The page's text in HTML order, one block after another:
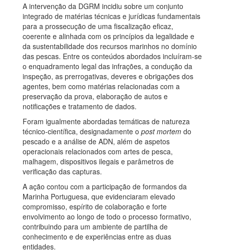
A intervenção da DGRM incidiu sobre um conjunto
integrado de matérias técnicas e jurídicas fundamentais
para a prossecução de uma fiscalização eficaz,
coerente e alinhada com os princípios da legalidade e
da sustentabilidade dos recursos marinhos no domínio
das pescas. Entre os conteúdos abordados incluíram-se
o enquadramento legal das infrações, a condução da
inspeção, as prerrogativas, deveres e obrigações dos
agentes, bem como matérias relacionadas com a
preservação da prova, elaboração de autos e
notificações e tratamento de dados.
Foram igualmente abordadas temáticas de natureza
técnico-científica, designadamente o post mortem do
pescado e a análise de ADN, além de aspetos
operacionais relacionados com artes de pesca,
malhagem, dispositivos ilegais e parâmetros de
verificação das capturas.
A ação contou com a participação de formandos da
Marinha Portuguesa, que evidenciaram elevado
compromisso, espírito de colaboração e forte
envolvimento ao longo de todo o processo formativo,
contribuindo para um ambiente de partilha de
conhecimento e de experiências entre as duas
entidades.